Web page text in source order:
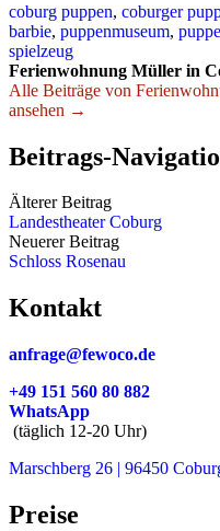
coburg puppen, coburger
barbie, puppenmuseum,
spielzeug
Ferienwohnung Müller in
Alle Beiträge von
ansehen →
Beitrags-
Älterer Beitrag
Landestheater Coburg
Neuerer Beitrag
Schloss Rosenau
Kontakt
anfrage@fewoco.de
+49 151 560 80 882
WhatsApp
(täglich 12-20 Uhr)
Marschberg 26 | 96450
Preise